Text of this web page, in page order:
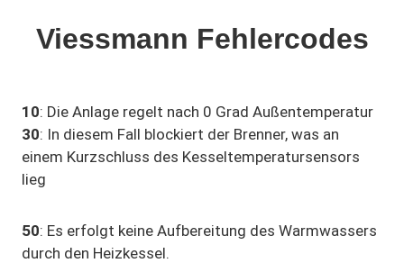
Viessmann Fehlercodes
10: Die Anlage regelt nach 0 Grad Außentemperatur
30: In diesem Fall blockiert der Brenner, was an
einem Kurzschluss des Kesseltemperatursensors
lieg
50: Es erfolgt keine Aufbereitung des Warmwassers
durch den Heizkessel.